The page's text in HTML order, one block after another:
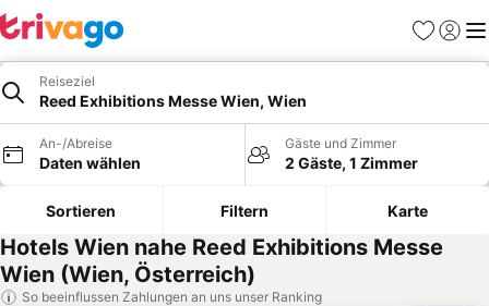
Favoriten
Reiseziel
Reed Exhibitions Messe Wien, Wien
An-/Abreise
Daten wählen
Gäste und Zimmer
2 Gäste, 1 Zimmer
Sortieren Filtern Karte
Hotels Wien nahe Reed Exhibitions Messe
Wien (Wien, Österreich)
So beeinflussen Zahlungen an uns unser Ranking